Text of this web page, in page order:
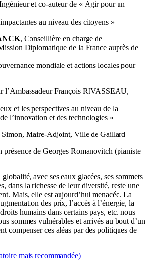
et co-auteur de « Agir pour un
au niveau des citoyens »
, Conseillière en charge de
Diplomatique de la France auprès de
mondiale et actions locales pour
l’Ambassadeur François RIVASSEAU,
et les perspectives au niveau de la
l’innovation et des technologies »
Simon, Maire-Adjoint, Ville de Gaillard
présence de Georges Romanovitch (pianiste
avec ses eaux glacées, ses sommets
dans la richesse de leur diversité, reste une
Mais, elle est aujourd’hui menacée. La
des prix, l’accès à l’énergie, la
humains dans certains pays, etc. nous
sommes vulnérables et arrivés au bout d’un
compenser ces aléas par des politiques de
mais recommandée)